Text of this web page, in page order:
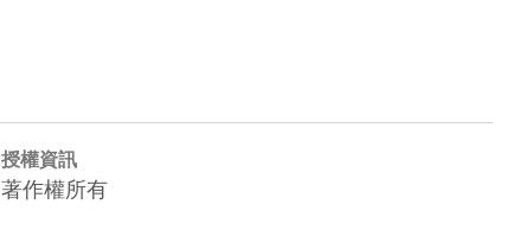
授權資訊
著作權所有